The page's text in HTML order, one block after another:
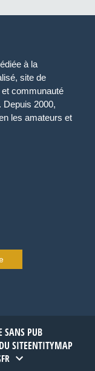
à la
site de
communauté
Depuis 2000,
les amateurs et
SANS PUB
SITEENTITYMAP
FR